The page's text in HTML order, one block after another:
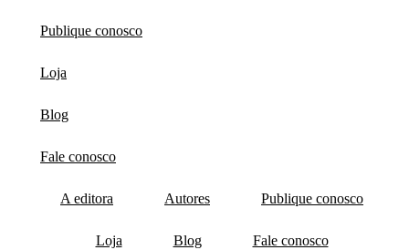
Publique conosco
Loja
Blog
Fale conosco
A editora Autores Publique conosco
Loja Blog Fale conosco